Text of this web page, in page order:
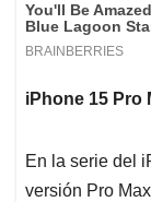
iPhone 15 Pro
En la serie del
versión Pro